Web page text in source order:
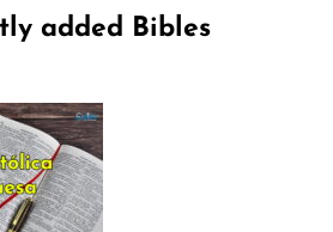
added Bibles